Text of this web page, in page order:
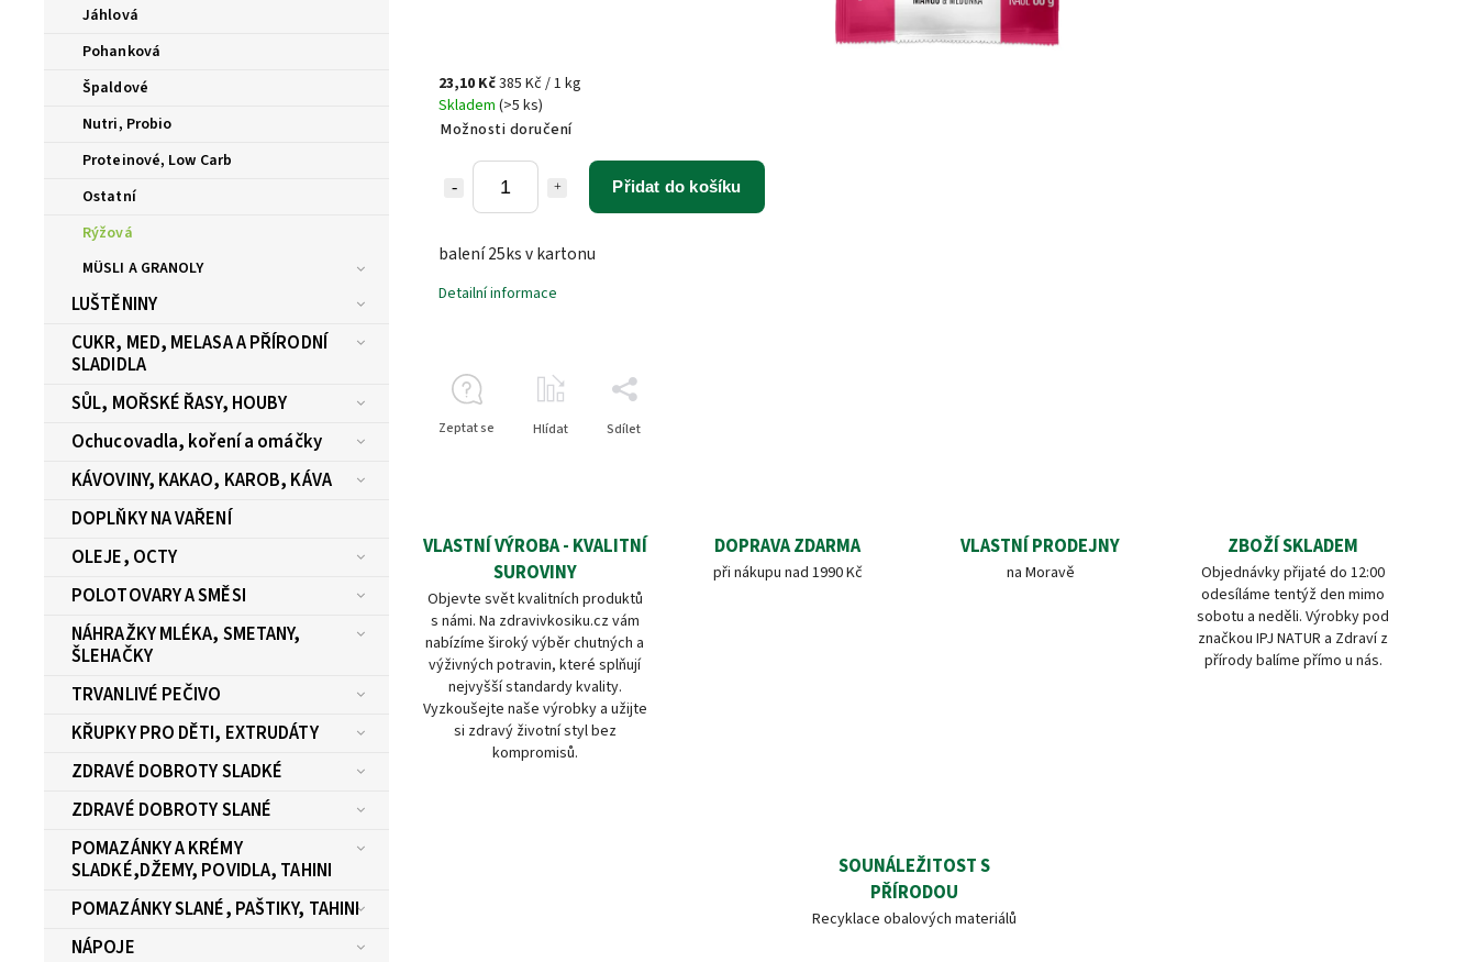
Jáhlová
Pohanková
Špaldové
Nutri, Probio
Proteinové, Low Carb
Ostatní
Rýžová
MÜSLI A GRANOLY
LUŠTĚNINY
CUKR, MED, MELASA A PŘÍRODNÍ
SLADIDLA
SŮL, MOŘSKÉ ŘASY, HOUBY
Ochucovadla, koření a omáčky
KÁVOVINY, KAKAO, KAROB, KÁVA
DOPLŇKY NA VAŘENÍ
OLEJE, OCTY
POLOTOVARY A SMĚSI
NÁHRAŽKY MLÉKA, SMETANY,
ŠLEHAČKY
TRVANLIVÉ PEČIVO
KŘUPKY PRO DĚTI, EXTRUDÁTY
ZDRAVÉ DOBROTY SLADKÉ
ZDRAVÉ DOBROTY SLANÉ
POMAZÁNKY A KRÉMY
SLADKÉ,DŽEMY, POVIDLA, TAHINI
POMAZÁNKY SLANÉ, PAŠTIKY, TAHINI
NÁPOJE
23,10 Kč385 Kč / 1 kg
Skladem (>5 ks)
Možnosti doručení
Přidat do košíku
balení 25ks v kartonu
Detailní informace
Zeptat se Hlídat Sdílet
VLASTNÍ VÝROBA - KVALITNÍ
SUROVINY
Objevte svět kvalitních produktů
s námi. Na zdravivkosiku.cz vám
nabízíme široký výběr chutných a
výživných potravin, které splňují
nejvyšší standardy kvality.
Vyzkoušejte naše výrobky a užijte
si zdravý životní styl bez
kompromisů.
DOPRAVA ZDARMA
při nákupu nad 1990 Kč
VLASTNÍ PRODEJNY
na Moravě
ZBOŽÍ SKLADEM
Objednávky přijaté do 12:00
odesíláme tentýž den mimo
sobotu a neděli. Výrobky pod
značkou IPJ NATUR a Zdraví z
přírody balíme přímo u nás.
SOUNÁLEŽITOST S
PŘÍRODOU
Recyklace obalových materiálů